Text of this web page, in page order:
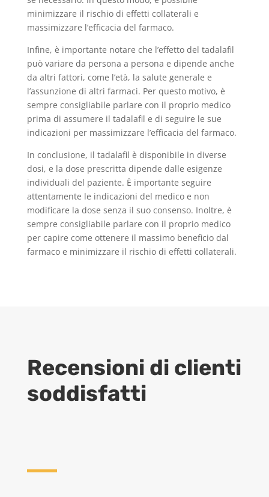
minimizzare il rischio di effetti collaterali e
massimizzare l’efficacia del farmaco.
Infine, è importante notare che l’effetto del tadalafil
può variare da persona a persona e dipende anche
da altri fattori, come l’età, la salute generale e
l’assunzione di altri farmaci. Per questo motivo, è
sempre consigliabile parlare con il proprio medico
prima di assumere il tadalafil e di seguire le sue
indicazioni per massimizzare l’efficacia del farmaco.
In conclusione, il tadalafil è disponibile in diverse
dosi, e la dose prescritta dipende dalle esigenze
individuali del paziente. È importante seguire
attentamente le indicazioni del medico e non
modificare la dose senza il suo consenso. Inoltre, è
sempre consigliabile parlare con il proprio medico
per capire come ottenere il massimo beneficio dal
farmaco e minimizzare il rischio di effetti collaterali.
Recensioni di clienti
soddisfatti